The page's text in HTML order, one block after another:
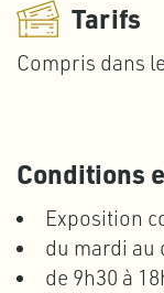
Tarifs
Compris dans le
Conditions
Exposition
du mardi au
de 9h30 à